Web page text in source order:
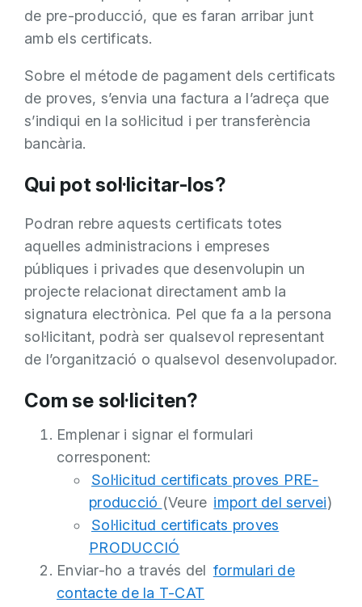
de pre-producció, que es faran arribar junt
amb els certificats.
Sobre el métode de pagament dels certificats
de proves, s’envia una factura a l’adreça que
s’indiqui en la sol·licitud i per transferència
bancària.
Qui pot sol·licitar-los?
Podran rebre aquests certificats totes
aquelles administracions i empreses
públiques i privades que desenvolupin un
projecte relacionat directament amb la
signatura electrònica. Pel que fa a la persona
sol·licitant, podrà ser qualsevol representant
de l’organització o qualsevol desenvolupador.
Com se sol·liciten?
Emplenar i signar el formulari
corresponent:
Sol·licitud certificats proves PRE-
producció (Veure import del servei)
Sol·licitud certificats proves
PRODUCCIÓ
Enviar-ho a través del formulari de
contacte de la T-CAT